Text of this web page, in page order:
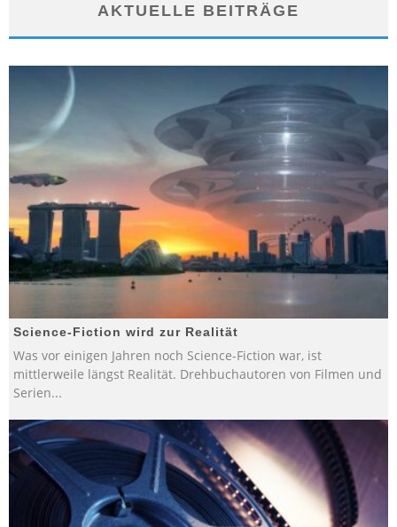
AKTUELLE BEITRÄGE
Science-Fiction wird zur Realität
Was vor einigen Jahren noch Science-Fiction war, ist
mittlerweile längst Realität. Drehbuchautoren von Filmen und
Serien...